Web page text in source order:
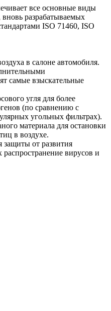
все основные виды
разрабатываемых
ISO 71460, ISO
в салоне автомобиля.
самые взыскательные
угля для более
(по сравнению с
угольных фильтрах).
материала для остановки
в воздухе.
от развития
вирусов и